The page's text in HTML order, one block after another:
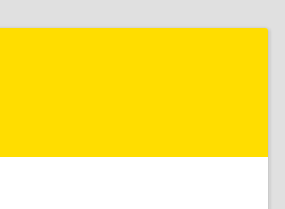
Респ, г.о. город